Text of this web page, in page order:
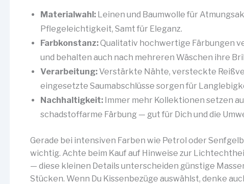
Materialwahl: Leinen und Baumwolle für
Pflegeleichtigkeit, Samt für Eleganz.
Farbkonstanz:Qualitativ hochwertige Färbungen
und behalten auch nach mehreren Wäschen ihre
Verarbeitung: Verstärkte Nähte, versteckte
eingesetzte Saumabschlüsse sorgen für
Nachhaltigkeit: Immer mehr Kollektionen setzen
schadstoffarme Färbung — gut für Dich und die
Gerade bei intensiven Farben wie Petrol oder
wichtig. Achte beim Kauf auf Hinweise zur
— diese kleinen Details unterscheiden günstige
Stücken. Wenn Du Kissenbezüge auswählst, denke